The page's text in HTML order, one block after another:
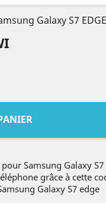
Galaxy S7
pour Samsung Galaxy
grâce à cette
Galaxy S7 edge